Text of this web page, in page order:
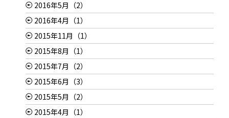
2016年5月（2）
2016年4月（1）
2015年11月（1）
2015年8月（1）
2015年7月（2）
2015年6月（3）
2015年5月（2）
2015年4月（1）